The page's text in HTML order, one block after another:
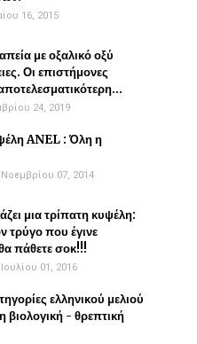
16, 2015
με οξαλικό οξύ
Οι επιστήμονες
24, 2019
ANEL : Όλη η
07, 2014
μια τρίπατη κυψέλη:
τρύγο που έγινε
πάθετε σοκ!!!
01, 2016
ελληνικού μελιού
βιολογική - θρεπτική